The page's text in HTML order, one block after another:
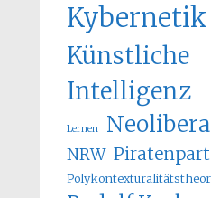
Kybernetik
Künstliche
Intelligenz
Lernen
NRW